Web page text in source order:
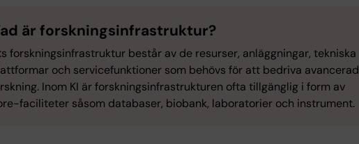
är forskningsinfrastruktur?
forskningsinfrastruktur består av de resurser, anläggningar, tekniska
och servicefunktioner som behövs för att bedriva avancerad
Inom KI är forskningsinfrastrukturen ofta tillgänglig i form av
faciliteter såsom databaser, biobank, laboratorier och instrument.